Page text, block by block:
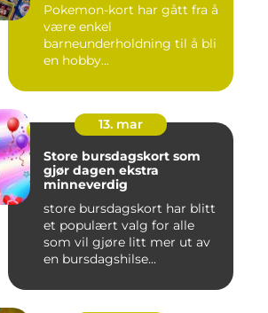
Pokemon-kort har gått fra å
være enkel
barneunderholdning til å bli
en hobby...
13. mar
Store bursdagskort som
gjør dagen ekstra
minneverdig
store bursdagskort har blitt
et populært valg for alle
som vil gjøre litt mer ut av
en bursdagshilse...